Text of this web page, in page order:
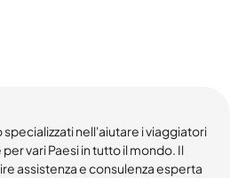
specializzati nell'aiutare i viaggiatori
vari Paesi in tutto il mondo. Il
assistenza e consulenza esperta